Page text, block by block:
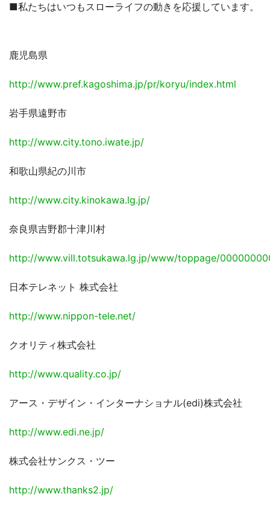
■私たちはいつもスローライフの動きを応援しています。
鹿児島県
http://www.pref.kagoshima.jp/pr/koryu/index.html
岩手県遠野市
http://www.city.tono.iwate.jp/
和歌山県紀の川市
http://www.city.kinokawa.lg.jp/
奈良県吉野郡十津川村
http://www.vill.totsukawa.lg.jp/www/toppage/
日本テレネット 株式会社
http://www.nippon-tele.net/
クオリティ株式会社
http://www.quality.co.jp/
アース・デザイン・インターナショナル(edi)株式会社
http://www.edi.ne.jp/
株式会社サンクス・ツー
http://www.thanks2.jp/